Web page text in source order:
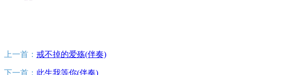
上一首： 戒不掉的爱殇(伴奏)
下一首： 此生我等你(伴奏)